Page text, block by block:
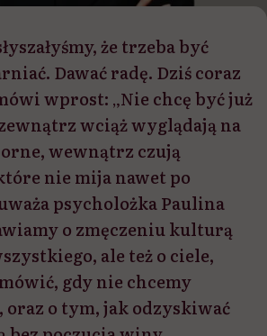
że trzeba być
Dawać radę. Dziś coraz
wprost: „Nie chcę być już
wciąż wyglądają na
wewnątrz czują
nie mija nawet po
psycholożka Paulina
o zmęczeniu kulturą
ale też o ciele,
gdy nie chcemy
oraz o tym, jak odzyskiwać